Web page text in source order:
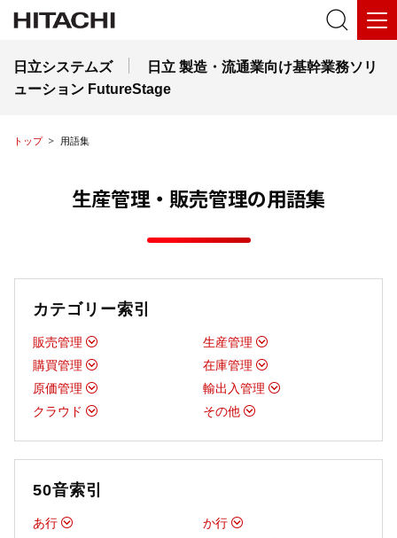
日立システムズ
日立 製造・流通業向け基幹業務ソリ
ューション FutureStage
トップ 用語集
生産管理・販売管理の用語集
カテゴリー索引
販売管理
生産管理
購買管理
在庫管理
原価管理
輸出入管理
クラウド
その他
50音索引
あ行
か行